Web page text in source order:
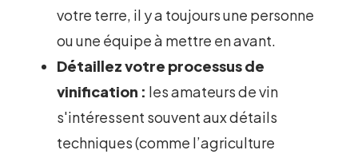
votre terre, il y a toujours une personne
ou une équipe à mettre en avant.
Détaillez votre processus de
vinification : les amateurs de vin
s'intéressent souvent aux détails
techniques (comme l’agriculture